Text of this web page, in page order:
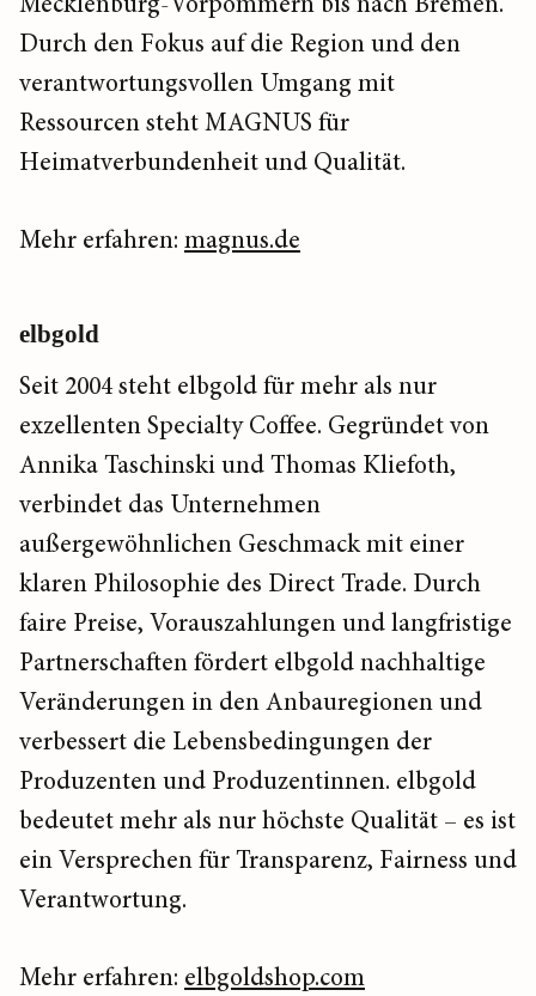
Durch den Fokus auf die Region und den
verantwortungsvollen Umgang mit
Ressourcen steht MAGNUS für
Heimatverbundenheit und Qualität.
Mehr erfahren: magnus.de
elbgold
Seit 2004 steht elbgold für mehr als nur
exzellenten Specialty Coffee. Gegründet von
Annika Taschinski und Thomas Kliefoth,
verbindet das Unternehmen
außergewöhnlichen Geschmack mit einer
klaren Philosophie des Direct Trade. Durch
faire Preise, Vorauszahlungen und langfristige
Partnerschaften fördert elbgold nachhaltige
Veränderungen in den Anbauregionen und
verbessert die Lebensbedingungen der
Produzenten und Produzentinnen. elbgold
bedeutet mehr als nur höchste Qualität – es ist
ein Versprechen für Transparenz, Fairness und
Verantwortung.
Mehr erfahren: elbgoldshop.com